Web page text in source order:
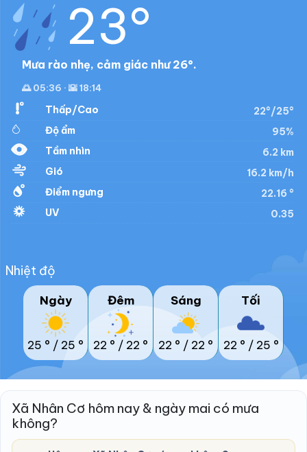
23°
Mưa rào nhẹ, cảm giác như 26°.
🌅 05:36 · 🌇 18:14
Thấp/Cao
22°/25°
Độ ẩm
95%
Tầm nhìn
6.2 km
Gió
16.2 km/h
Điểm ngưng
22.16 °
UV
0.35
Nhiệt độ
Ngày
25 ° / 25 °
Đêm
22 ° / 22 °
Sáng
22 ° / 22 °
Tối
22 ° / 25 °
Xã Nhân Cơ hôm nay & ngày mai có mưa
không?